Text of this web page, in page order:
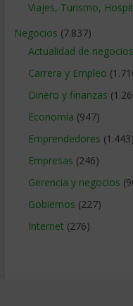
Viajes, Turismo,
Negocios (7.837)
Actualidad de negocios
Carrera y Empleo
Dinero y finanzas
Economía (947)
Emprendedores (1.443)
Empresas (246)
Gerencia y negocios
Gobiernos (227)
Internet (276)